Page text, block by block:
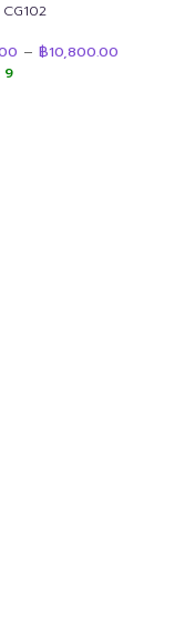
– ฿10,800.00Price
9